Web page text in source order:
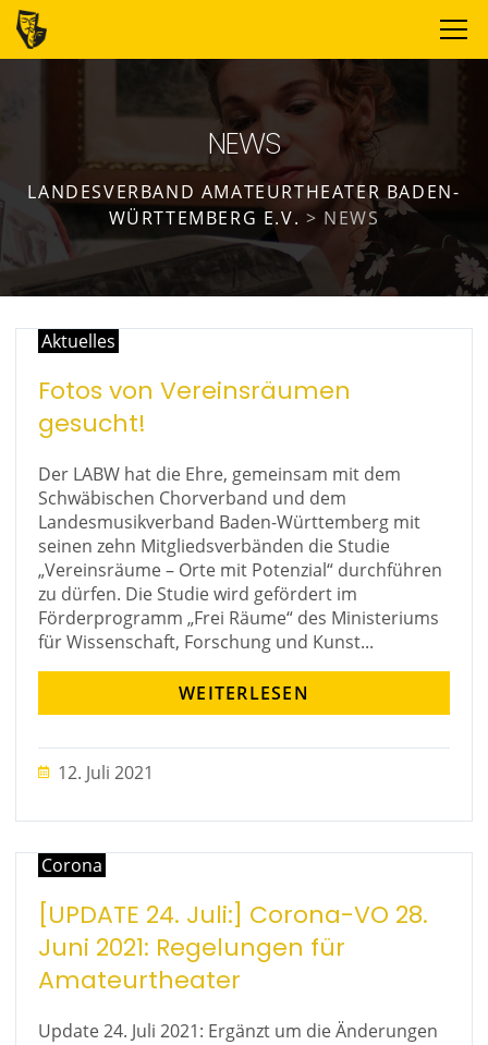
NEWS
LANDESVERBAND AMATEURTHEATER BADEN-
WÜRTTEMBERG E.V. > NEWS
Aktuelles
Fotos von Vereinsräumen
gesucht!
Der LABW hat die Ehre, gemeinsam mit dem
Schwäbischen Chorverband und dem
Landesmusikverband Baden-Württemberg mit
seinen zehn Mitgliedsverbänden die Studie
„Vereinsräume – Orte mit Potenzial“ durchführen
zu dürfen. Die Studie wird gefördert im
Förderprogramm „Frei Räume“ des Ministeriums
für Wissenschaft, Forschung und Kunst...
WEITERLESEN
12. Juli 2021
Corona
[UPDATE 24. Juli:] Corona-VO 28.
Juni 2021: Regelungen für
Amateurtheater
Update 24. Juli 2021: Ergänzt um die Änderungen